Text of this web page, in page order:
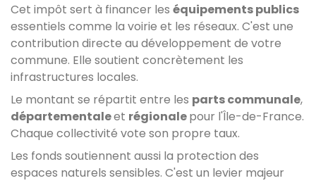
Cet impôt sert à financer les équipements publics
essentiels comme la voirie et les réseaux. C'est une
contribution directe au développement de votre
commune. Elle soutient concrètement les
infrastructures locales.
Le montant se répartit entre les parts communale,
départementaleet régionalepour l'Île-de-France.
Chaque collectivité vote son propre taux.
Les fonds soutiennent aussi la protection des
espaces naturels sensibles. C'est un levier majeur